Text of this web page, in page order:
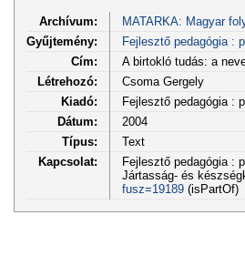
Archívum:
MATARKA: Magyar
Gyűjtemény:
Fejlesztő pedagógia :
Cím:
A birtokló tudás: a
Létrehozó:
Csoma Gergely
Kiadó:
Fejlesztő pedagógia :
Dátum:
2004
Típus:
Text
Kapcsolat:
Fejlesztő pedagógia :
Jártasság- és
fusz=19189(isPartOf)